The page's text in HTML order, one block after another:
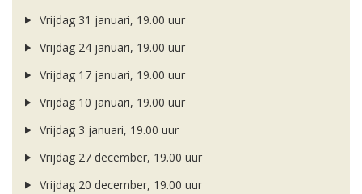
Vrijdag 31 januari, 19.00 uur
Vrijdag 24 januari, 19.00 uur
Vrijdag 17 januari, 19.00 uur
Vrijdag 10 januari, 19.00 uur
Vrijdag 3 januari, 19.00 uur
Vrijdag 27 december, 19.00 uur
Vrijdag 20 december, 19.00 uur